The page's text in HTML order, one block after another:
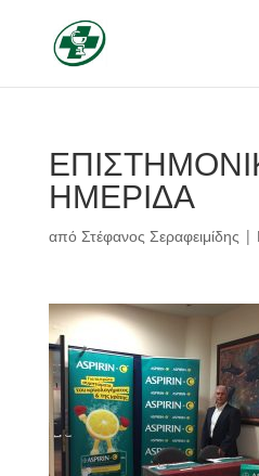
ΗΜΕΡΙΔΑ
από Στέφανος Σεραφειμίδης |